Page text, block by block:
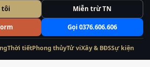
tôi
Miễn trừ TN
Gọi 0376.606.606
Thời tiếtPhong thủyTử viXây & BĐSSự kiện